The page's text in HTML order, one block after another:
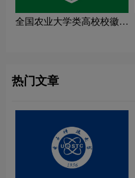
全国农业大学类高校校徽设
热门文章